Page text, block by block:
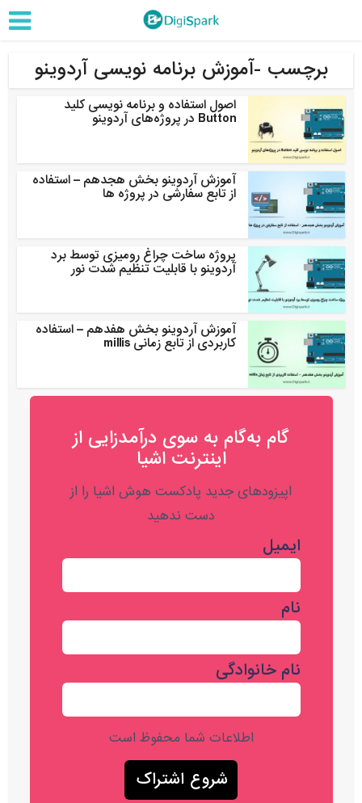
برچسب -آموزش برنامه نویسی آردوینو
اصول استفاده و برنامه نویسی کلید
Button در پروژه‌های آردوینو
آموزش آردوینو بخش هجدهم – استفاده
از تابع سفارشی در پروژه ها
پروژه ساخت چراغ رومیزی توسط برد
آردوینو با قابلیت تنظیم شدت نور
آموزش آردوینو بخش هفدهم – استفاده
کاربردی از تابع زمانی millis
گام به‌گام به‌ سوی درآمدزایی از
اینترنت اشیا
اپیزودهای جدید پادکست هوش اشیا را از
دست ندهید
ایمیل
نام
نام خانوادگی
اطلاعات شما محفوظ است